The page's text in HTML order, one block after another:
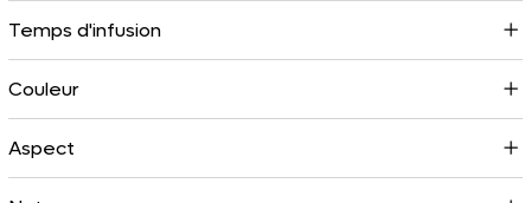
Temps d'infusion
Couleur
Aspect